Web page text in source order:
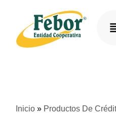
Inicio » Productos De